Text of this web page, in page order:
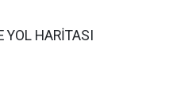
YOL HARİTASI